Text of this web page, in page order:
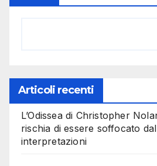
Articoli recenti
L’Odissea di Christopher
rischia di essere soffocato
interpretazioni